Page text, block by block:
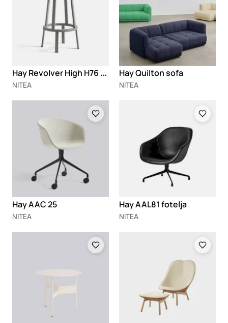
H
ay Revolver High H76 barska stolica
NITEA
Hay Quilton sofa
NITEA
Hay AAC 25
NITEA
Hay AAL81 fotelja
NITEA